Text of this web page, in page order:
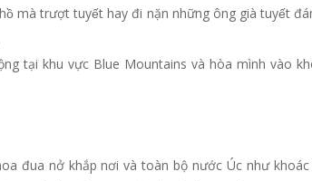
mà trượt tuyết hay đi nặn những ông già tuyết
tại khu vực Blue Mountains và hòa mình vào
đua nở khắp nơi và toàn bộ nước Úc như